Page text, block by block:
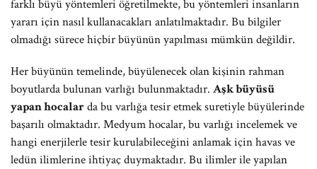
farklı büyü yöntemleri öğretilmekte, bu yöntemleri insanların
yararı için nasıl kullanacakları anlatılmaktadır. Bu bilgiler
olmadığı sürece hiçbir büyünün yapılması mümkün değildir.
Her büyünün temelinde, büyülenecek olan kişinin rahman
boyutlarda bulunan varlığı bulunmaktadır. Aşk büyüsü
yapan hocalarda bu varlığa tesir etmek suretiyle büyülerinde
başarılı olmaktadır. Medyum hocalar, bu varlığı incelemek ve
hangi enerjilerle tesir kurulabileceğini anlamak için havas ve
ledün ilimlerine ihtiyaç duymaktadır. Bu ilimler ile yapılan